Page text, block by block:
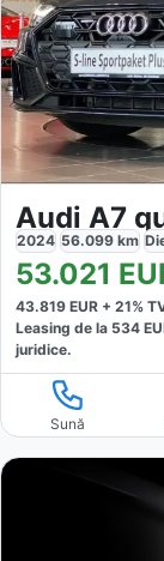
Audi A7
2024 56.099 km
53.021
43.819 EUR + 21%
Leasing de la 534
juridice.
Sună